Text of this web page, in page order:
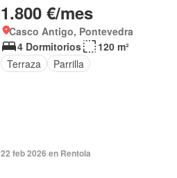
1.800 €/mes
Casco Antigo, Pontevedra
4 Dormitorios
120 m²
Terraza
Parrilla
22 feb 2026 en Rentola